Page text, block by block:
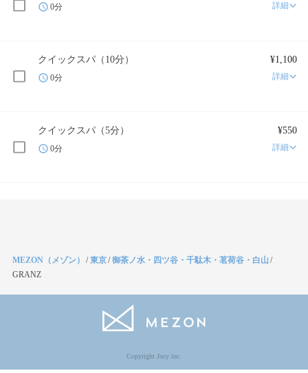
0分 詳細
クイックスパ（10分） ¥1,100
0分 詳細
クイックスパ（5分） ¥550
0分 詳細
MEZON（メゾン） /東京/御茶ノ水・四ツ谷・千駄木・茗荷谷・白山 /
GRANZ
Copyright Jocy inc.